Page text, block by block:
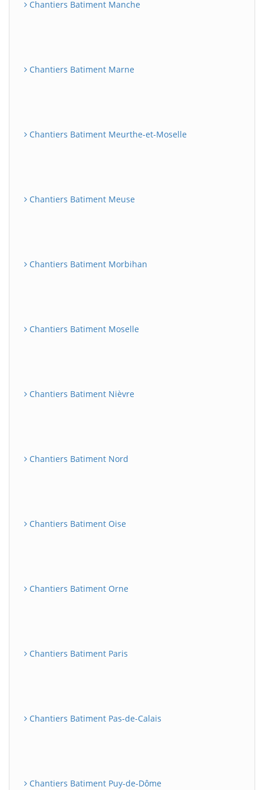
Chantiers Batiment Manche
Chantiers Batiment Marne
Chantiers Batiment Meurthe-et-Moselle
Chantiers Batiment Meuse
Chantiers Batiment Morbihan
Chantiers Batiment Moselle
Chantiers Batiment Nièvre
Chantiers Batiment Nord
Chantiers Batiment Oise
Chantiers Batiment Orne
Chantiers Batiment Paris
Chantiers Batiment Pas-de-Calais
Chantiers Batiment Puy-de-Dôme